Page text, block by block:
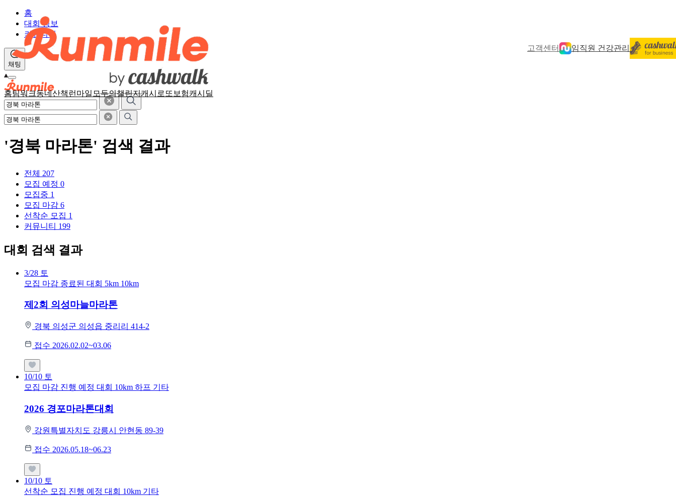
고객센터 임직원 건강관리
홈팀워크동네산책 런마일 모두의챌린지캐시로또 보험캐시딜
홈
대회 정보
커뮤니티
채팅
'경북 마라톤' 검색 결과
전체 207
모집 예정 0
모집중 1
모집 마감 6
선착순 모집 1
커뮤니티 199
대회 검색 결과
3/28 토
모집 마감 종료된 대회 5km 10km
제2회 의성마늘마라톤
경북 의성군 의성읍 중리리 414-2
접수 2026.02.02~03.06
10/10 토
모집 마감 진행 예정 대회 10km 하프 기타
2026 경포마라톤대회
강원특별자치도 강릉시 안현동 89-39
접수 2026.05.18~06.23
10/10 토
선착순 모집 진행 예정 대회 10km 기타